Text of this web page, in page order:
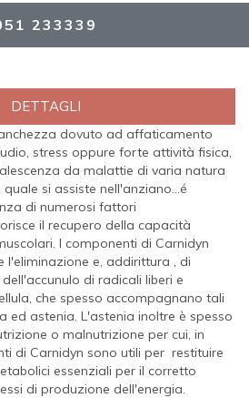
233339
DETTAGLI
dovuto ad affaticamento
stress oppure forte attività fisica,
da malattie di varia natura
si assiste nell'anziano...é
di numerosi fattori
il recupero della capacità
I componenti di Carnidyn
l'eliminazione e, addirittura , di
accunulo di radicali liberi e
che spesso accompagnano tali
ed astenia. L'astenia inoltre è spesso
o malnutrizione per cui, in
di Carnidyn sono utili per restituire
essenziali per il corretto
di produzione dell'energia.